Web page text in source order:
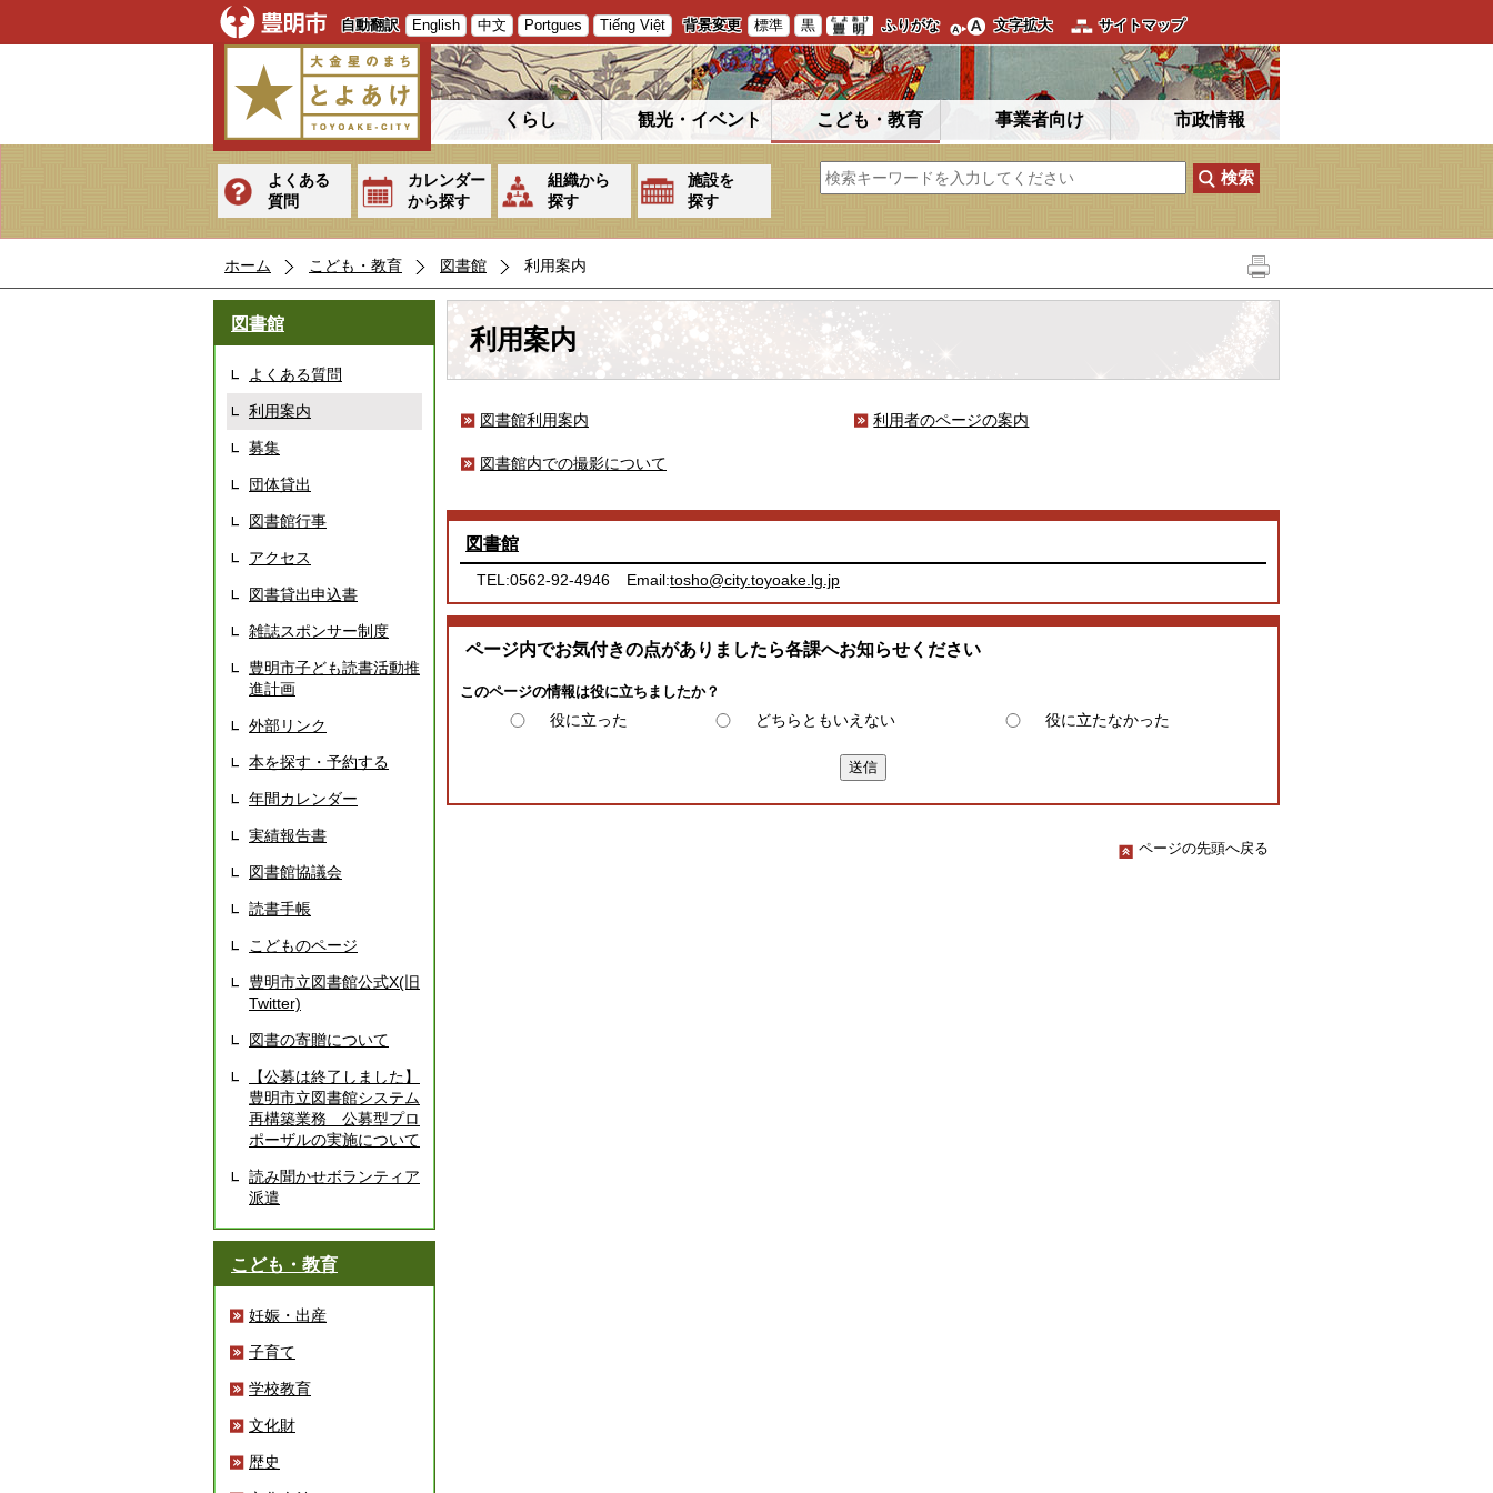
自動翻訳 English 中文 Portgues Tiếng Việt 背景変更 標準 黒 ふりがな 文字拡大 サイトマップ
くらし 観光・イベント こども・教育 事業者向け 市政情報
よくある
質問
カレンダー
から探す
組織から
探す
施設を
探す
ホーム こども・教育 図書館 利用案内
図書館
よくある質問
利用案内
募集
団体貸出
図書館行事
アクセス
図書貸出申込書
雑誌スポンサー制度
豊明市子ども読書活動推
進計画
外部リンク
本を探す・予約する
年間カレンダー
実績報告書
図書館協議会
読書手帳
こどものページ
豊明市立図書館公式X(旧
Twitter)
図書の寄贈について
【公募は終了しました】
豊明市立図書館システム
再構築業務 公募型プロ
ポーザルの実施について
読み聞かせボランティア
派遣
こども・教育
妊娠・出産
子育て
学校教育
文化財
歴史
利用案内
図書館利用案内 利用者のページの案内
図書館内での撮影について
図書館
TEL:0562-92-4946 Email:tosho@city.toyoake.lg.jp
ページ内でお気付きの点がありましたら各課へお知らせください
このページの情報は役に立ちましたか？
役に立った どちらともいえない 役に立たなかった
ページの先頭へ戻る